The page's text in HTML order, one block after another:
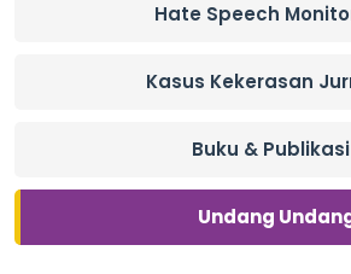
Hate Speech
Kasus Kekerasan
Buku & Publikasi
Undang